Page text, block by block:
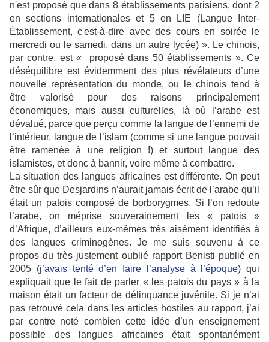
n'est proposé que dans 8 établissements parisiens, dont 2
en sections internationales et 5 en LIE (Langue Inter-
Établissement, c'est-à-dire avec des cours en soirée le
mercredi ou le samedi, dans un autre lycée) ». Le chinois,
par contre, est « proposé dans 50 établissements ». Ce
déséquilibre est évidemment des plus révélateurs d’une
nouvelle représentation du monde, ou le chinois tend à
être valorisé pour des raisons principalement
économiques, mais aussi culturelles, là où l’arabe est
dévalué, parce que perçu comme la langue de l’ennemi de
l’intérieur, langue de l’islam (comme si une langue pouvait
être ramenée à une religion !) et surtout langue des
islamistes, et donc à bannir, voire même à combattre.
La situation des langues africaines est différente. On peut
être sûr que Desjardins n’aurait jamais écrit de l’arabe qu’il
était un patois composé de borborygmes. Si l’on redoute
l’arabe, on méprise souverainement les « patois »
d’Afrique, d’ailleurs eux-mêmes très aisément identifiés à
des langues criminogènes. Je me suis souvenu à ce
propos du très justement oublié rapport Benisti publié en
2005 (j’avais tenté d’en faire l’analyse à l’époque) qui
expliquait que le fait de parler « les patois du pays » à la
maison était un facteur de délinquance juvénile. Si je n’ai
pas retrouvé cela dans les articles hostiles au rapport, j’ai
par contre noté combien cette idée d’un enseignement
possible des langues africaines était spontanément